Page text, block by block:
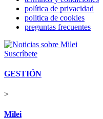
política de privacidad
politica de cookies
preguntas frecuentes
Suscríbete
GESTIÓN
>
Milei